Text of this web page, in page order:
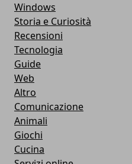
Windows
Storia e Curiosità
Recensioni
Tecnologia
Guide
Web
Altro
Comunicazione
Animali
Giochi
Cucina